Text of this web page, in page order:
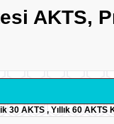
AKTS,
AKTS , Yıllık 60 AKTS